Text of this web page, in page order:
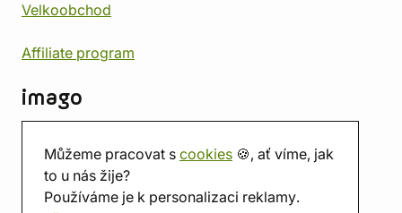
Můžeme pracovat s cookies 🍪, ať víme, jak
to u nás žije?
Používáme je k personalizaci reklamy.
Velkoobchod
Affiliate program
imago
Prodejna
Herna
O nás